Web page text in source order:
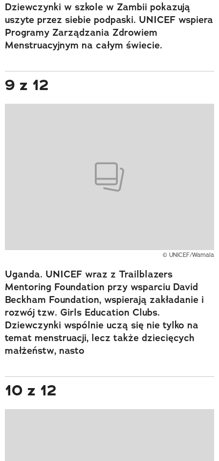
Dziewczynki w szkole w Zambii pokazują
uszyte przez siebie podpaski. UNICEF wspiera
Programy Zarządzania Zdrowiem
Menstruacyjnym na całym świecie.
9 z 12
© UNICEF/Wamala
Uganda. UNICEF wraz z Trailblazers
Mentoring Foundation przy wsparciu David
Beckham Foundation, wspierają zakładanie i
rozwój tzw. Girls Education Clubs.
Dziewczynki wspólnie uczą się nie tylko na
temat menstruacji, lecz także dziecięcych
małżeństw, nasto
10 z 12